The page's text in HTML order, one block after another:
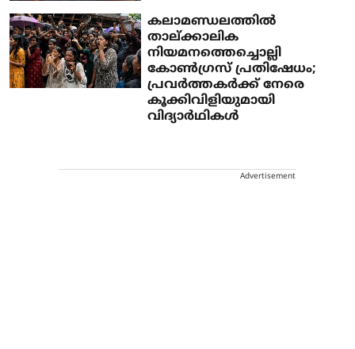
കലാമണ്ഡലത്തിൽ
താല്ക്കാലിക
നിയമനത്തെച്ചൊല്ലി
കോൺഗ്രസ് പ്രതിഷേധം;
പ്രവർത്തകർക്ക് നേരെ
കൂക്കിവിളിയുമായി
വിദ്യാർഥികൾ
Advertisement